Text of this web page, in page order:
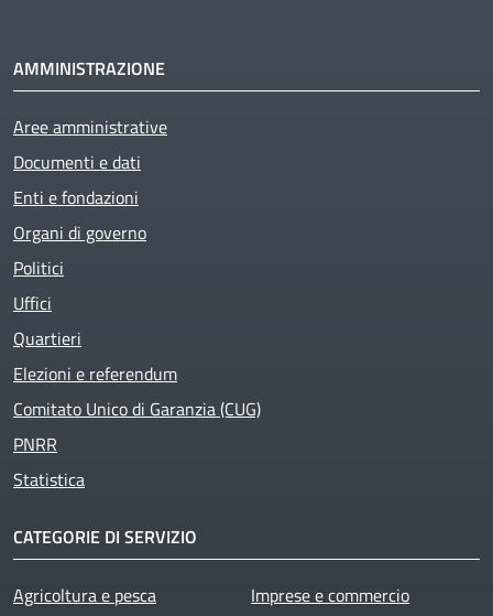
AMMINISTRAZIONE
Aree amministrative
Documenti e dati
Enti e fondazioni
Organi di governo
Politici
Uffici
Quartieri
Elezioni e referendum
Comitato Unico di Garanzia (CUG)
PNRR
Statistica
CATEGORIE DI SERVIZIO
Agricoltura e pesca
Imprese e commercio